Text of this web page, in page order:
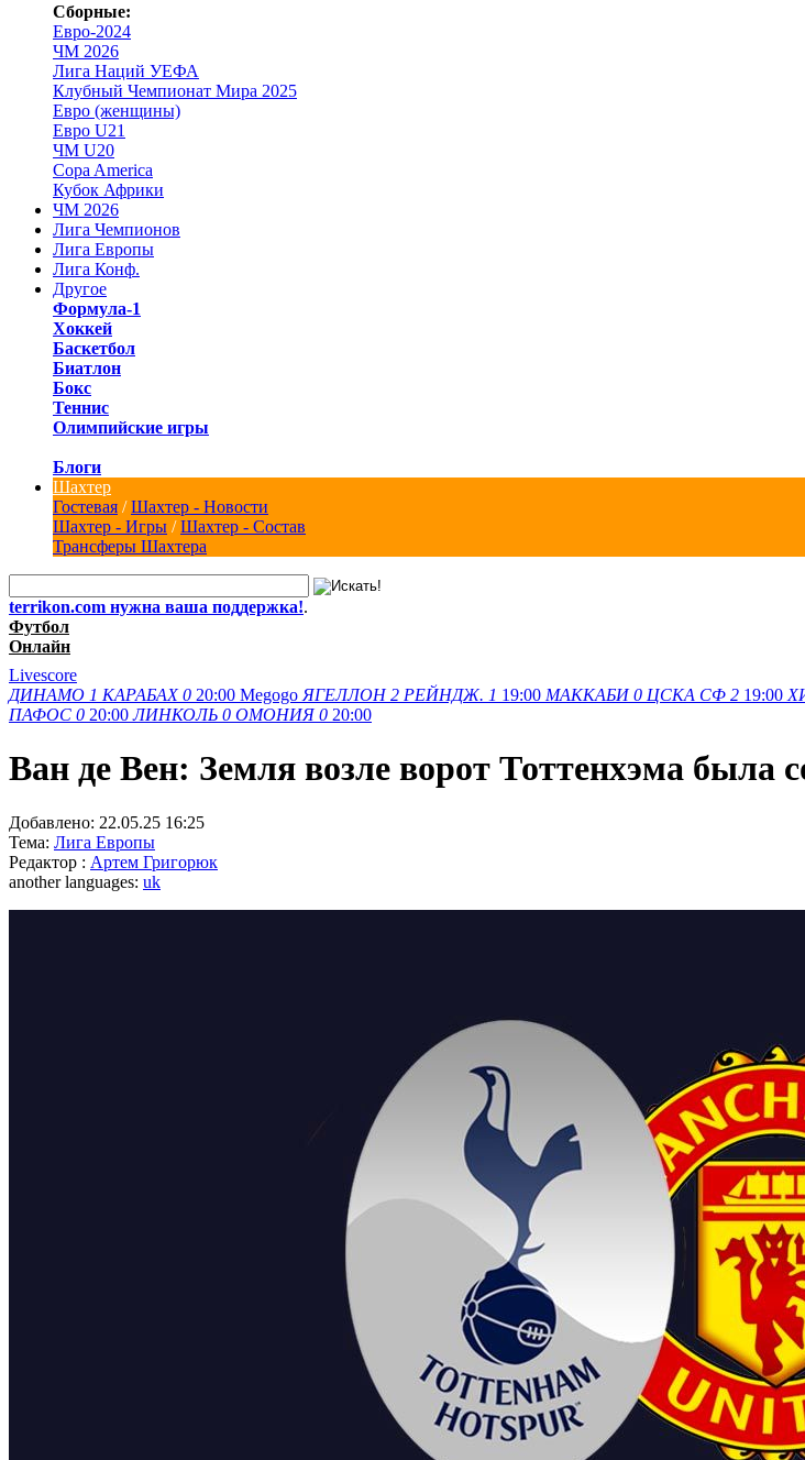
Сборные:
Евро-2024
ЧМ 2026
Лига Наций УЕФА
Клубный Чемпионат Мира 2025
Евро (женщины)
Евро U21
ЧМ U20
Copa America
Кубок Африки
ЧМ 2026
Лига Чемпионов
Лига Европы
Лига Конф.
Другое
Формула-1
Хоккей
Баскетбол
Биатлон
Бокс
Теннис
Олимпийские игры
Блоги
Шахтер
Гостевая /Шахтер - Новости
Шахтер - Игры /Шахтер - Состав
Трансферы Шахтера
terrikon.com нужна ваша поддержка!.
Футбол
Онлайн
Livescore
ДИНАМО 1 КАРАБАХ 0 20:00 Megogo ЯГЕЛЛОН 2 РЕЙНДЖ. 1 19:00 МАККАБИ 0 ЦСКА СФ 2 19:00
ПАФОС 0 20:00 ЛИНКОЛЬ 0 ОМОНИЯ 0 20:00
Ван де Вен: Земля возле ворот Тоттенхэма была
Добавлено: 22.05.25 16:25
Тема: Лига Европы
Редактор : Артем Григорюк
another languages: uk